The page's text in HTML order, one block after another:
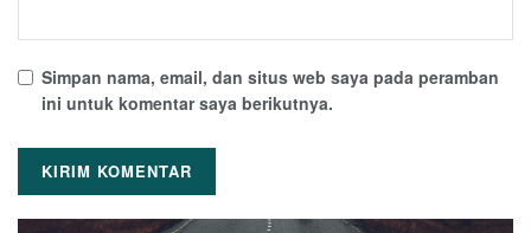
Simpan nama, email, dan situs web saya pada peramban
ini untuk komentar saya berikutnya.